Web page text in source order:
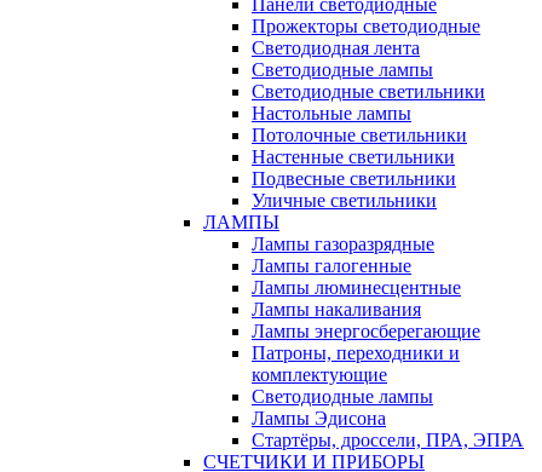
Панели светодиодные
Прожекторы светодиодные
Светодиодная лента
Светодиодные лампы
Светодиодные светильники
Настольные лампы
Потолочные светильники
Настенные светильники
Подвесные светильники
Уличные светильники
ЛАМПЫ
Лампы газоразрядные
Лампы галогенные
Лампы люминесцентные
Лампы накаливания
Лампы энергосберегающие
Патроны, переходники и
комплектующие
Светодиодные лампы
Лампы Эдисона
Стартёры, дроссели, ПРА, ЭПРА
СЧЕТЧИКИ И ПРИБОРЫ